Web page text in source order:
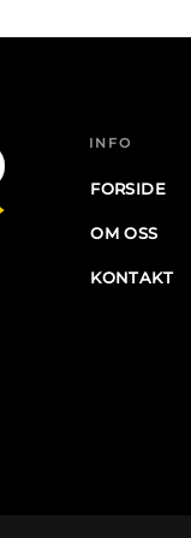
INFO
FORSIDE
OM OSS
KONTAKT